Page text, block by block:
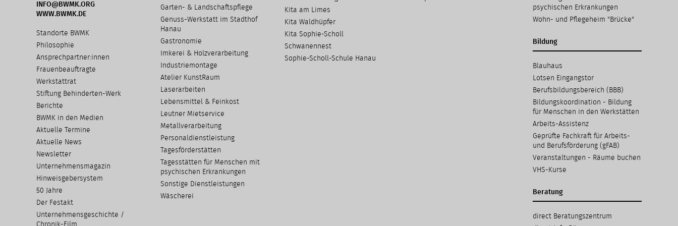
INFO@BWMK.ORG
WWW.BWMK.DE
Navigation
überspringen
Standorte BWMK
Philosophie
Ansprechpartner:innen
Frauenbeauftragte
Werkstattrat
Stiftung Behinderten-Werk
Berichte
BWMK in den Medien
Aktuelle Termine
Aktuelle News
Newsletter
Unternehmensmagazin
Hinweisgebersystem
50 Jahre
Der Festakt
Unternehmensgeschichte /
Chronik-Film
Garten- & Landschafts­pflege
Genuss-Werkstatt im Stadthof
Hanau
Gastronomie
Imkerei & Holz­verarbeitung
Industriemontage
Atelier KunstRaum
Laserarbeiten
Lebensmittel & Feinkost
Leutner Mietservice
Metallverarbeitung
Personaldienstleistung
Tagesförderstätten
Tagesstätten für Menschen mit
psychischen Erkrankungen
Sonstige Dienstleistungen
Wäscherei
Kita am Limes
Kita Waldhüpfer
Kita Sophie-Scholl
Schwanennest
Sophie-Scholl-Schule Hanau
psychischen Erkrankungen
Wohn- und Pflegeheim "Brücke"
Bildung
Navigation
überspringen
Blauhaus
Lotsen Eingangstor
Berufsbildungsbereich (BBB)
Bildungskoordination - Bildung
für Menschen in den Werkstätten
Arbeits-Assistenz
Geprüfte Fachkraft für Arbeits-
und Berufsförderung (gFAB)
Veranstaltungen - Räume buchen
VHS-Kurse
Beratung
Navigation
direct Beratungs­zentrum